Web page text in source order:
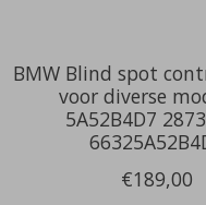
BMW Blind spot
voor diverse
5A52B4D7
€189,00